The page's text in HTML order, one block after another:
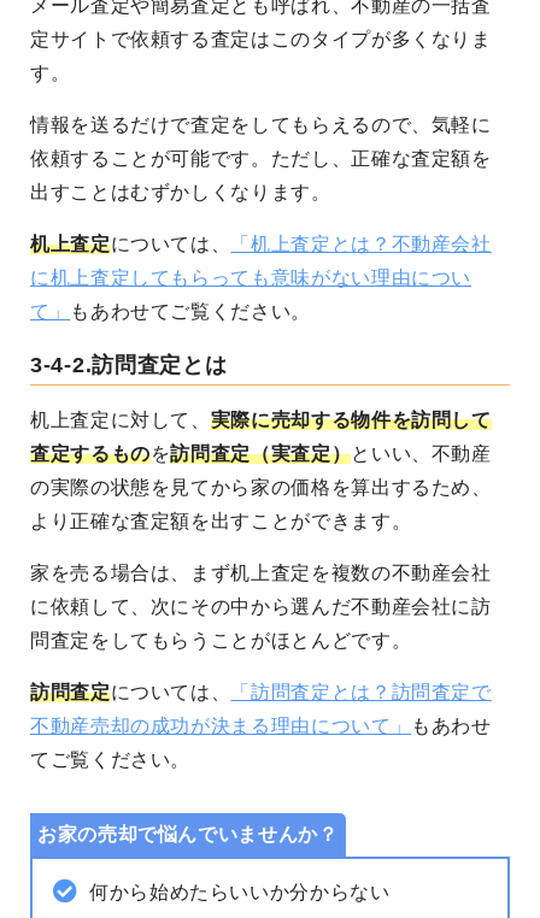
メール査定や簡易査定とも呼ばれ、不動産の一括査
定サイトで依頼する査定はこのタイプが多くなりま
す。
情報を送るだけで査定をしてもらえるので、気軽に
依頼することが可能です。ただし、正確な査定額を
出すことはむずかしくなります。
机上査定については、
「机上査定とは？不動産会社
に机上査定してもらっても意味がない理由につい
て」
もあわせてご覧ください。
3-4-2.訪問査定とは
机上査定に対して、 実際に売却する物件を訪問して
査定するものを訪問査定（実査定）といい、不動産
の実際の状態を見てから家の価格を算出するため、
より正確な査定額を出すことができます。
家を売る場合は、まず机上査定を複数の不動産会社
に依頼して、次にその中から選んだ不動産会社に訪
問査定をしてもらうことがほとんどです。
訪問査定については、
「訪問査定とは？訪問査定で
不動産売却の成功が決まる理由について」
もあわせ
てご覧ください。
お家の売却で悩んでいませんか？
何から始めたらいいか分からない